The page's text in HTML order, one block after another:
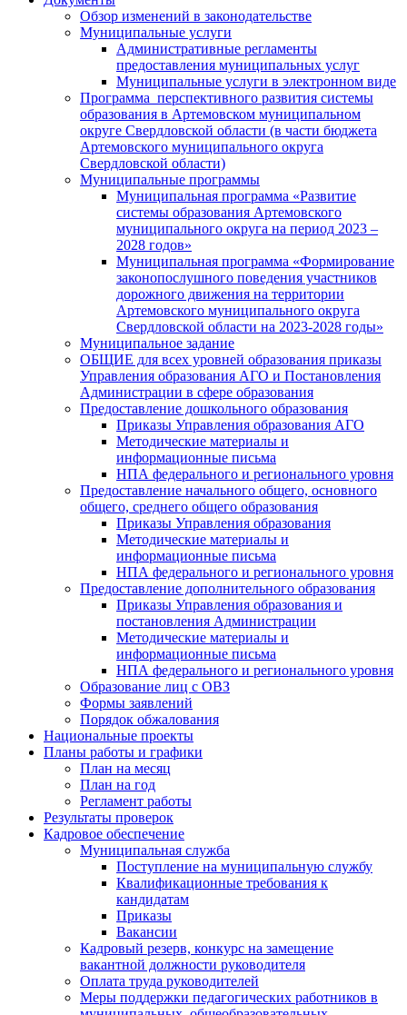
Обзор изменений в законодательстве
Муниципальные услуги
Административные регламенты
предоставления муниципальных услуг
Муниципальные услуги в электронном виде
Программа перспективного развития системы
образования в Артемовском муниципальном
округе Свердловской области (в части бюджета
Артемовского муниципального округа
Свердловской области)
Муниципальные программы
Муниципальная программа «Развитие
системы образования Артемовского
муниципального округа на период 2023 –
2028 годов»
Муниципальная программа «Формирование
законопослушного поведения участников
дорожного движения на территории
Артемовского муниципального округа
Свердловской области на 2023-2028 годы»
Муниципальное задание
ОБЩИЕ для всех уровней образования приказы
Управления образования АГО и Постановления
Администрации в сфере образования
Предоставление дошкольного образования
Приказы Управления образования АГО
Методические материалы и
информационные письма
НПА федерального и регионального уровня
Предоставление начального общего, основного
общего, среднего общего образования
Приказы Управления образования
Методические материалы и
информационные письма
НПА федерального и регионального уровня
Предоставление дополнительного образования
Приказы Управления образования и
постановления Администрации
Методические материалы и
информационные письма
НПА федерального и регионального уровня
Образование лиц с ОВЗ
Формы заявлений
Порядок обжалования
Национальные проекты
Планы работы и графики
План на месяц
План на год
Регламент работы
Результаты проверок
Кадровое обеспечение
Муниципальная служба
Поступление на муниципальную службу
Квалификационные требования к
кандидатам
Приказы
Вакансии
Кадровый резерв, конкурс на замещение
вакантной должности руководителя
Оплата труда руководителей
Меры поддержки педагогических работников в